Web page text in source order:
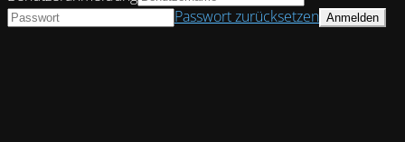
Passwort zurücksetzen